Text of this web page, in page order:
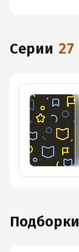
Серии 27
Подборки